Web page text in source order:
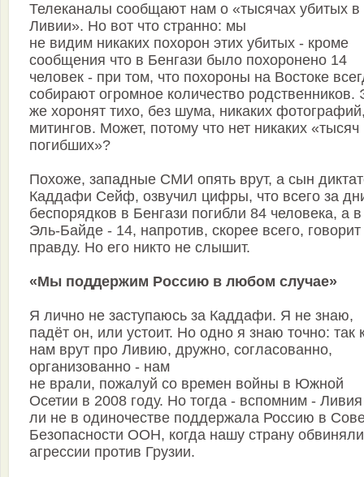
Телеканалы сообщают нам о «тысячах убитых в
Ливии». Но вот что странно: мы
не видим никаких похорон этих убитых - кроме
сообщения что в Бенгази было похоронено 14
человек - при том, что похороны на Востоке
собирают огромное количество родственников.
же хоронят тихо, без шума, никаких
митингов. Может, потому что нет никаких «тысяч
погибших»?
Похоже, западные СМИ опять врут, а сын
Каддафи Сейф, озвучил цифры, что всего за
беспорядков в Бенгази погибли 84 человека, а в
Эль-Байде - 14, напротив, скорее всего,
правду. Но его никто не слышит.
«Мы поддержим Россию в любом случае»
Я лично не заступаюсь за Каддафи. Я не знаю,
падёт он, или устоит. Но одно я знаю точно: так
нам врут про Ливию, дружно, согласованно,
организованно - нам
не врали, пожалуй со времен войны в Южной
Осетии в 2008 году. Но тогда - вспомним - Ливия
ли не в одиночестве поддержала Россию в
Безопасности ООН, когда нашу страну
агрессии против Грузии.